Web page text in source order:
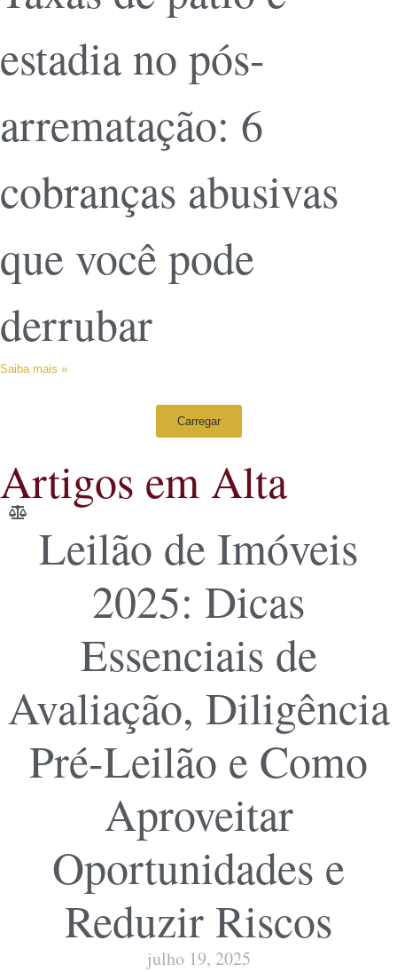
estadia no pós-
arrematação: 6
cobranças abusivas
que você pode
derrubar
Saiba mais »
Carregar
Artigos em Alta
Leilão de Imóveis
2025: Dicas
Essenciais de
Avaliação, Diligência
Pré-Leilão e Como
Aproveitar
Oportunidades e
Reduzir Riscos
julho 19, 2025